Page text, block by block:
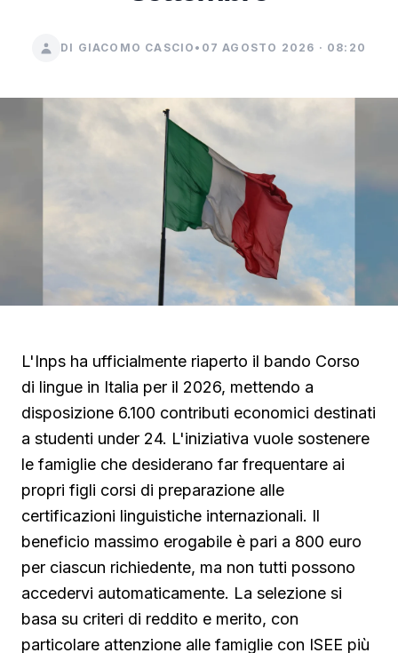
DI GIACOMO CASCIO • 07 AGOSTO 2026 · 08:20
L'Inps ha ufficialmente riaperto il bando Corso
di lingue in Italia per il 2026, mettendo a
disposizione 6.100 contributi economici destinati
a studenti under 24. L'iniziativa vuole sostenere
le famiglie che desiderano far frequentare ai
propri figli corsi di preparazione alle
certificazioni linguistiche internazionali. Il
beneficio massimo erogabile è pari a 800 euro
per ciascun richiedente, ma non tutti possono
accedervi automaticamente. La selezione si
basa su criteri di reddito e merito, con
particolare attenzione alle famiglie con ISEE più